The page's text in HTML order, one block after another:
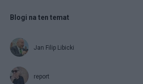
Blogi na ten temat
Jan Filip Libicki
report